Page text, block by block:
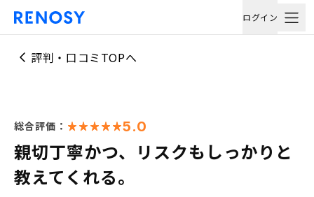
ログイン
評判・口コミTOPへ
総合評価： 5.0
親切丁寧かつ、リスクもしっかりと
教えてくれる。